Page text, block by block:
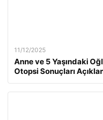
11/12/2025
Anne ve 5 Yaşındaki
Otopsi Sonuçları